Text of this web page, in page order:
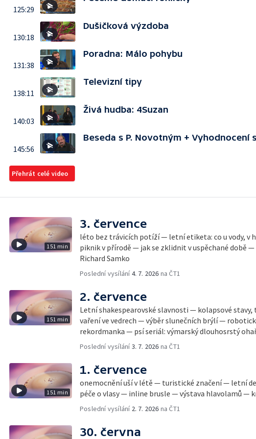
125:29
130:18
Dušičková výzdoba
131:38
Poradna: Málo pohybu
138:11
Televizní tipy
140:03
Živá hudba: 4Suzan
145:56
Beseda s P. Novotným + Vyhodnocení
Přehrát celé video
151 min
3. července
léto bez trávicích potíží — letní etiketa: co u vody, v
piknik v přírodě — jak se zklidnit v uspěchané době
Richard Samko
Poslední vysílání4. 7. 2026 na ČT1
151 min
2. července
Letní shakespearovské slavnosti — kolapsové
vaření ve vedrech — výběr slunečních brýlí —
rekordmanka — psí seriál: výmarský dlouhosrstý
Poslední vysílání3. 7. 2026 na ČT1
151 min
1. července
onemocnění uší v létě — turistické značení — letní
péče o vlasy — inline brusle — výstava hlavolamů —
Poslední vysílání 2. 7. 2026 na ČT1
30. června